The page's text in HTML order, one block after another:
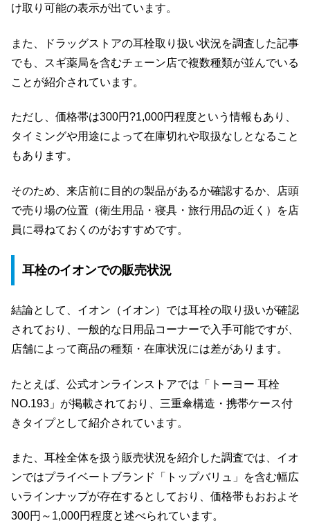
け取り可能の表示が出ています。
また、ドラッグストアの耳栓取り扱い状況を調査した記事
でも、スギ薬局を含むチェーン店で複数種類が並んでいる
ことが紹介されています。
ただし、価格帯は300円?1,000円程度という情報もあり、
タイミングや用途によって在庫切れや取扱なしとなること
もあります。
そのため、来店前に目的の製品があるか確認するか、店頭
で売り場の位置（衛生用品・寝具・旅行用品の近く）を店
員に尋ねておくのがおすすめです。
耳栓のイオンでの販売状況
結論として、イオン（イオン）では耳栓の取り扱いが確認
されており、一般的な日用品コーナーで入手可能ですが、
店舗によって商品の種類・在庫状況には差があります。
たとえば、公式オンラインストアでは「トーヨー 耳栓
NO.193」が掲載されており、三重傘構造・携帯ケース付
きタイプとして紹介されています。
また、耳栓全体を扱う販売状況を紹介した調査では、イオ
ンではプライベートブランド「トップバリュ」を含む幅広
いラインナップが存在するとしており、価格帯もおおよそ
300円～1,000円程度と述べられています。